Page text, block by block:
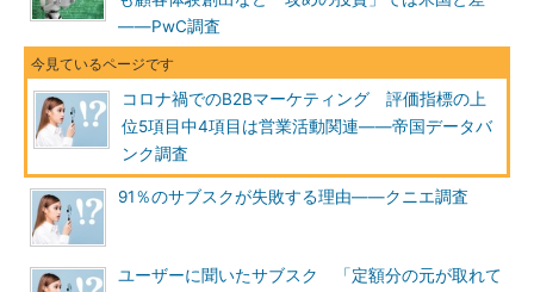
――PwC調査
コロナ禍でのB2Bマーケティング 評価指標の上
位5項目中4項目は営業活動関連――帝国データバ
ンク調査
91％のサブスクが失敗する理由――クニエ調査
ユーザーに聞いたサブスク 「定額分の元が取れて